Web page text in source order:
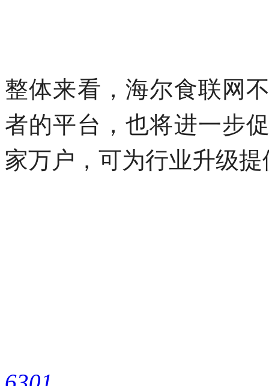
整体来看，海尔食联网
者的平台，也将进一步
家万户，可为行业升级